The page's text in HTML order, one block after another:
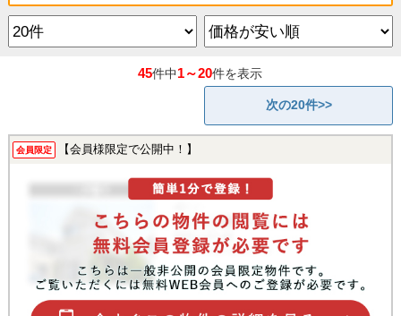
45件中1～20件を表示
次の20件>>
会員限定 【会員様限定で公開中！】